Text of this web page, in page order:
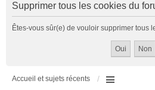
Supprimer tous les cookies du
Êtes-vous sûr(e) de vouloir supprimer tous
Accueil et sujets récents